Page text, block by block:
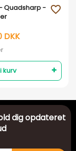
Quadsharp -
DKK
kurv
favorite_outline
dig opdateret